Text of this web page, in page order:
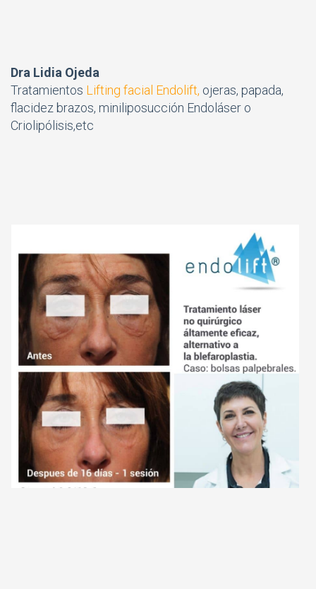
Dra Lidia Ojeda
Tratamientos Lifting facial Endolift, ojeras, papada,
flacidez brazos, miniliposucción Endoláser o
Criolipólisis,etc